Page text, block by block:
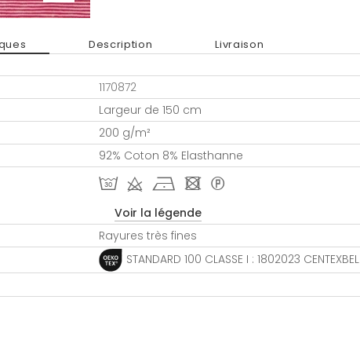
Description Livraison
1170872
Largeur de 150 cm
200 g/m²
92% Coton 8% Elasthanne
T d h - *
Voir la légende
Rayures très fines
STANDARD 100 CLASSE I : 1802023 CENTEXBEL